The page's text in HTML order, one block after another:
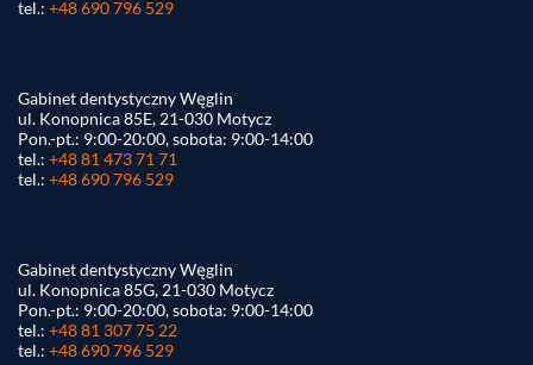
tel.: +48 690 796 529
Gabinet dentystyczny Węglin
ul. Konopnica 85E, 21-030 Motycz
Pon.-pt.: 9:00-20:00, sobota: 9:00-14:00
tel.: +48 81 473 71 71
tel.: +48 690 796 529
Gabinet dentystyczny Węglin
ul. Konopnica 85G, 21-030 Motycz
Pon.-pt.: 9:00-20:00, sobota: 9:00-14:00
tel.: +48 81 307 75 22
tel.: +48 690 796 529